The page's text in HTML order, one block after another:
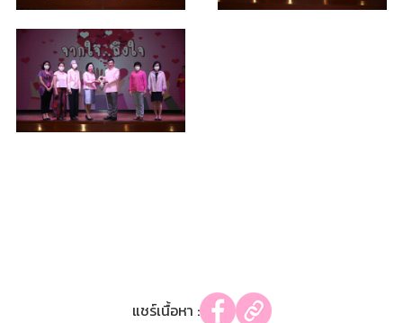
แชร์เนื้อหา :